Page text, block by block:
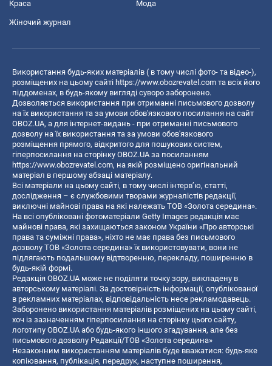
Краса Мода
Жіночий журнал
Використання будь-яких матеріалів ( в тому числі фото- та відео-),
розміщених на цьому сайті https://www.obozrevatel.com та всіх його
піддоменах, в будь-якому вигляді суворо заборонено.
Дозволяється використання при отриманні письмового дозволу
на їх використання та за умови обов'язкового посилання на сайт
OBOZ.UA, а для інтернет-видань - при отриманні письмового
дозволу на їх використання та за умови обов'язкового
розміщення прямого, відкритого для пошукових систем,
гіперпосилання на сторінку OBOZ.UA за посиланням
https://www.obozrevatel.com, на якій розміщено оригінальний
матеріал в першому абзаці матеріалу.
Всі матеріали на цьому сайті, в тому числі інтерв’ю, статті,
дослідження – є службовими творами журналістів редакції,
виключні майнові права на які належать ТОВ «Золота середина».
На всі опубліковані фотоматеріали Getty Images редакція має
майнові права, які захищаються законом України «Про авторські
права та суміжні права», ніхто не має права без письмового
дозволу ТОВ «Золота середина» їх використовувати, вони не
підлягають подальшому відтворенню, перекладу, поширенню в
будь-якій формі.
Редакція OBOZ.UA може не поділяти точку зору, викладену в
авторському матеріалі. За достовірність інформації, опублікованої
в рекламних матеріалах, відповідальність несе рекламодавець.
Заборонено використання матеріалів розміщених на цьому сайті,
хоч із зазначенням гіперпосилання на сторінку цього сайту,
логотипу OBOZ.UA або будь-якого іншого згадування, але без
письмового дозволу Редакції/ТОВ «Золота середина»
Незаконним використанням матеріалів буде вважатися: будь-яке
копiювання, публiкацiя, передрук, наступне поширення,